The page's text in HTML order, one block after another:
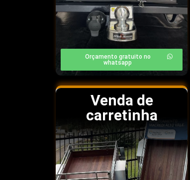
Orçamento gratuito no
whatsapp
Venda de
carretinha